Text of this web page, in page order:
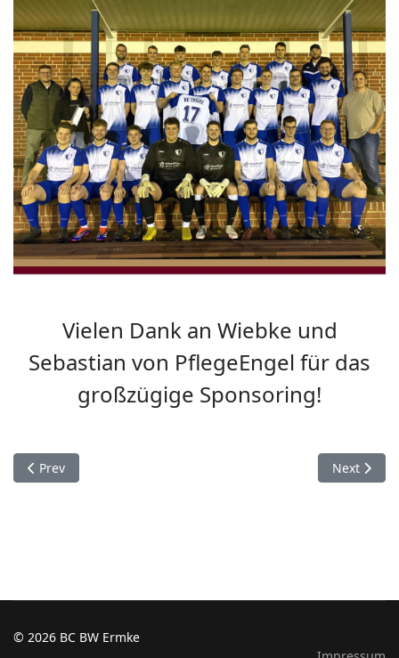
Vielen Dank an Wiebke und
Sebastian von PflegeEngel für das
großzügige Sponsoring!
Previous article: Sportlerball 2025
Prev Next
Next
© 2026 BC BW Ermke